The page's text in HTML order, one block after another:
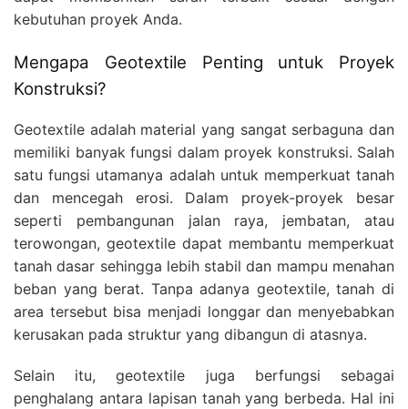
kebutuhan proyek Anda.
Mengapa Geotextile Penting untuk Proyek
Konstruksi?
Geotextile adalah material yang sangat serbaguna dan
memiliki banyak fungsi dalam proyek konstruksi. Salah
satu fungsi utamanya adalah untuk memperkuat tanah
dan mencegah erosi. Dalam proyek-proyek besar
seperti pembangunan jalan raya, jembatan, atau
terowongan, geotextile dapat membantu memperkuat
tanah dasar sehingga lebih stabil dan mampu menahan
beban yang berat. Tanpa adanya geotextile, tanah di
area tersebut bisa menjadi longgar dan menyebabkan
kerusakan pada struktur yang dibangun di atasnya.
Selain itu, geotextile juga berfungsi sebagai
penghalang antara lapisan tanah yang berbeda. Hal ini